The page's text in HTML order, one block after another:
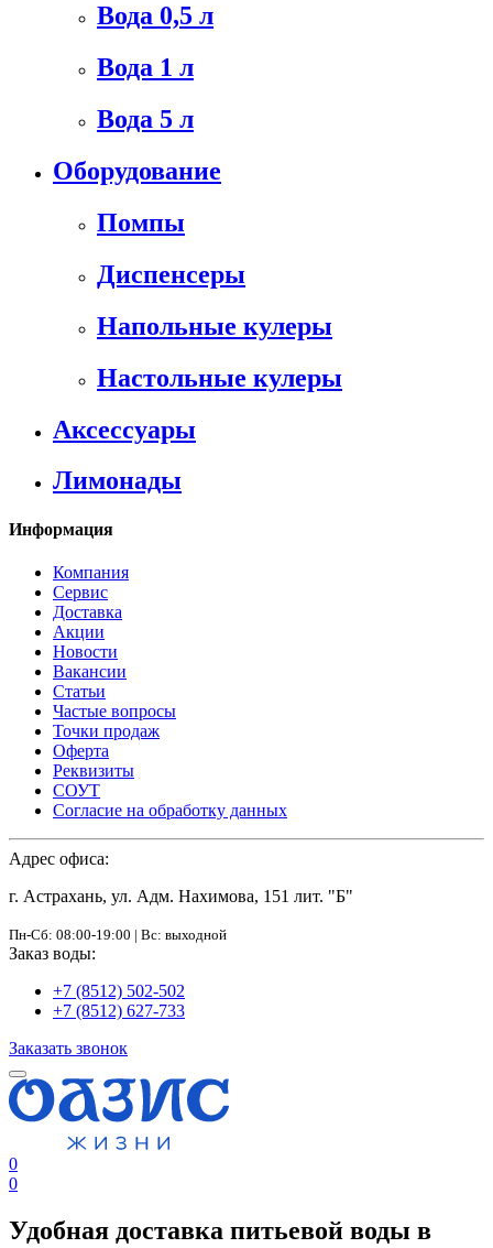
Вода 0,5 л
Вода 1 л
Вода 5 л
Оборудование
Помпы
Диспенсеры
Напольные кулеры
Настольные кулеры
Аксессуары
Лимонады
Информация
Компания
Сервис
Доставка
Акции
Новости
Вакансии
Статьи
Частые вопросы
Точки продаж
Оферта
Реквизиты
СОУТ
Согласие на обработку данных
Адрес офиса:
г. Астрахань, ул. Адм. Нахимова, 151 лит. "Б"
Пн-Сб: 08:00-19:00 | Вс: выходной
Заказ воды:
+7 (8512) 502-502
+7 (8512) 627-733
Заказать звонок
0
0
Удобная доставка питьевой воды в